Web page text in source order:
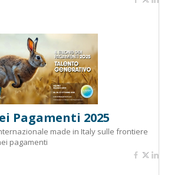
Pagamenti 2025
made in Italy sulle frontiere
pagamenti